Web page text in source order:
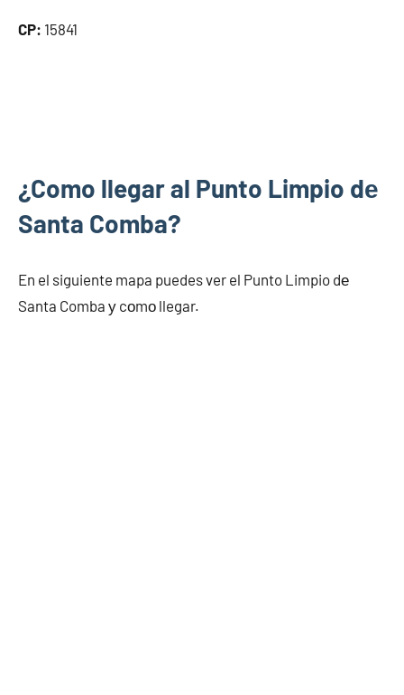
CP: 15841
¿Como llegar al Punto Limpio dе
Santa Comba?
En el siguiente mapa puedes ver el Punto Limpio dе
Santa Comba у cοmο llegar.